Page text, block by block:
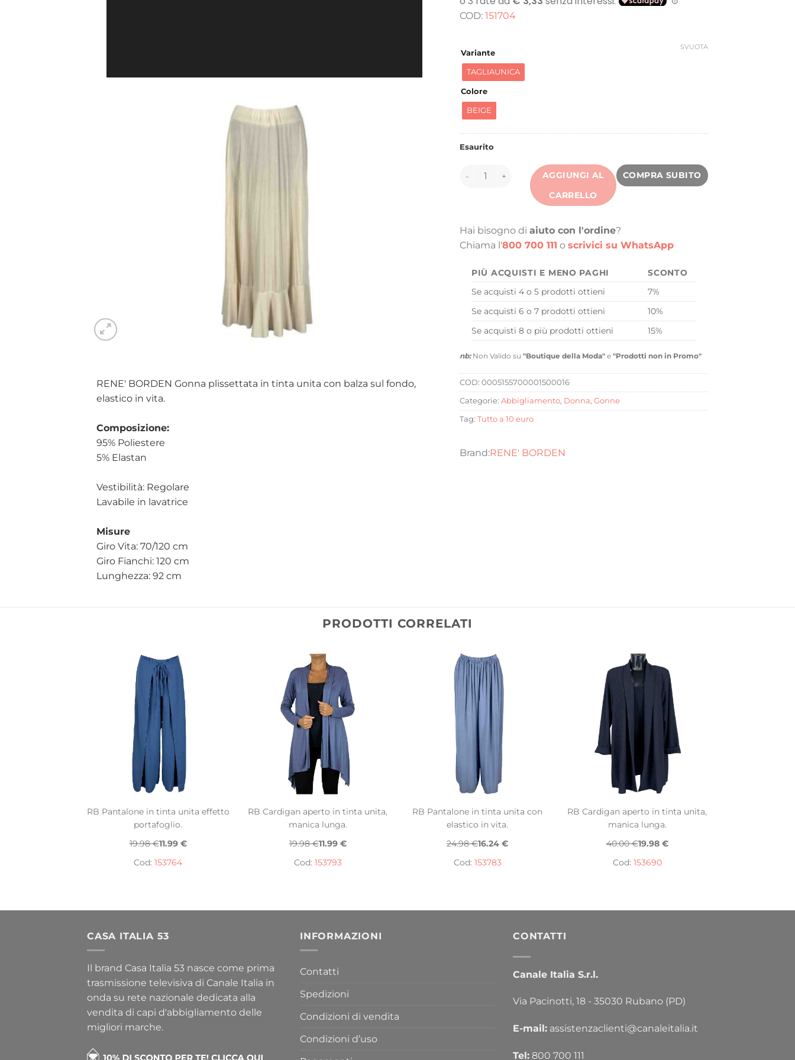
RENE' BORDEN Gonna plissettata in tinta unita con balza sul fondo,
elastico in vita.
Composizione:
95% Poliestere
5% Elastan
Vestibilità: Regolare
Lavabile in lavatrice
Misure
Giro Vita: 70/120 cm
Giro Fianchi: 120 cm
Lunghezza: 92 cm
originaleattuale
COD: 151704
Variante
TAGLIAUNICA
Colore
BEIGE
SVUOTA
Esaurito
151704 quantità
AGGIUNGI AL
CARRELLO
COMPRA SUBITO
Hai bisogno di aiuto con l'ordine?
Chiama l'800 700 111 o scrivici su WhatsApp
PIÙ ACQUISTI E MENO PAGHI
SCONTO
Se acquisti 4 o 5 prodotti ottieni
7%
Se acquisti 6 o 7 prodotti ottieni
10%
Se acquisti 8 o più prodotti ottieni
15%
nb:Non Valido su "Boutique della Moda" e "Prodotti non in Promo"
COD: 0005155700001500016
Categorie: Abbigliamento, Donna, Gonne
Tag: Tutto a 10 euro
RENE' BORDEN
PRODOTTI CORRELATI
RB Pantalone in tinta unita effetto
portafoglio.
19.98 €11.99 €
Cod: 153764
RB Cardigan aperto in tinta unita,
manica lunga.
19.98 €11.99 €
Cod: 153793
RB Pantalone in tinta unita con
elastico in vita.
24.98 €16.24 €
Cod: 153783
RB Cardigan aperto in tinta unita,
manica lunga.
40.00 €19.98 €
Cod: 153690
CASA ITALIA 53
Il brand Casa Italia 53 nasce come prima
trasmissione televisiva di Canale Italia in
onda su rete nazionale dedicata alla
vendita di capi d'abbigliamento delle
migliori marche.
INFORMAZIONI
Contatti
Spedizioni
Condizioni di vendita
Condizioni d’uso
CONTATTI
Canale Italia S.r.l.
Via Pacinotti, 18 - 35030 Rubano (PD)
E-mail: assistenzaclienti@canaleitalia.it
Tel: 800 700 111